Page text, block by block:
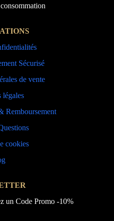
Sécurisé
de vente
légales
Remboursement
cookies
un Code Promo -10%